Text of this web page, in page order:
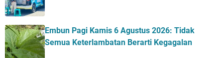
Embun Pagi Kamis 6 Agustus 2026: Tidak
Semua Keterlambatan Berarti Kegagalan